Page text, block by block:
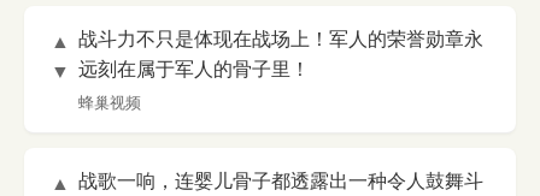
▲
▼
战斗力不只是体现在战场上！军人的荣誉勋章永
远刻在属于军人的骨子里！
蜂巢视频
▲
战歌一响，连婴儿骨子都透露出一种令人鼓舞斗